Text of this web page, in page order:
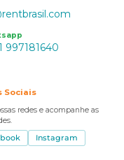
997181640
Sociais
redes e acompanhe as
Instagram